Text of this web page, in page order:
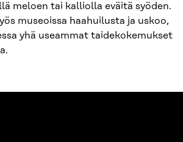
meloen tai kalliolla eväitä syöden.
museoissa haahuilusta ja uskoo,
yhä useammat taidekokemukset